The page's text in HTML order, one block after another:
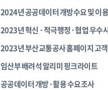
2024년 공공데이터 개방수요 및 이
2023년 혁신 ·적극행정·협업 우수
2023년 부산교통공사 홈페이지 고
임산부 배려석 알리미 핑크라이트
공공데이터 개방·활용 수요조사